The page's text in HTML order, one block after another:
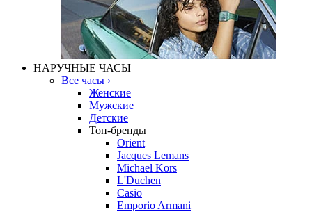
НАРУЧНЫЕ ЧАСЫ
Все часы ›
Женские
Мужские
Детские
Топ-бренды
Orient
Jacques Lemans
Michael Kors
L'Duchen
Casio
Emporio Armani